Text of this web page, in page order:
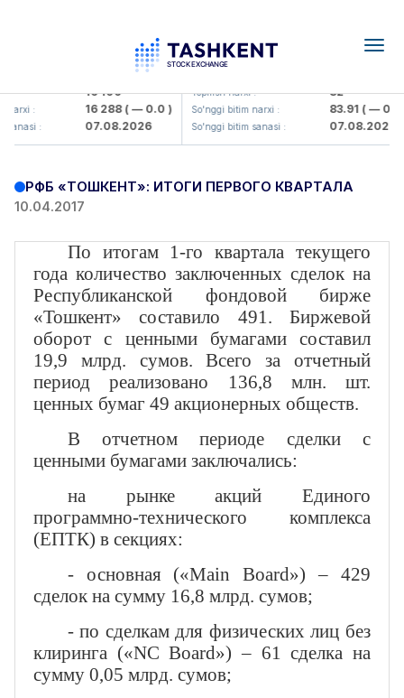
16 100
: 16 288( — 0.0 )
: 07.08.2026
KFSK (<Kafolat sug'urta
Yopilish narxi : 82
So'nggi bitim narxi : 83.91( — 0.0 )
So'nggi bitim sanasi : 07.08.2026
РФБ «ТОШКЕНТ»: ИТОГИ ПЕРВОГО КВАРТАЛА
10.04.2017
По итогам 1-го квартала текущего
года количество заключенных сделок на
Республиканской фондовой бирже
«Тошкент» составило 491. Биржевой
оборот с ценными бумагами составил
19,9 млрд. сумов. Всего за отчетный
период реализовано 136,8 млн. шт.
ценных бумаг 49 акционерных обществ.
В отчетном периоде сделки с
ценными бумагами заключались:
на рынке акций Единого
программно-технического комплекса
(ЕПТК) в секциях:
- основная («Main Board») – 429
сделок на сумму 16,8 млрд. сумов;
- по сделкам для физических лиц без
клиринга («NC Board») – 61 сделка на
сумму 0,05 млрд. сумов;